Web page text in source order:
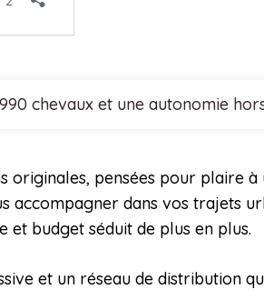
chevaux et une autonomie
pensées pour plaire
accompagner dans vos trajets
et budget séduit de plus en plus.
et un réseau de distribution